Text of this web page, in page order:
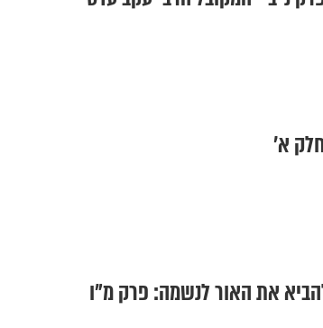
א'
את האור לנשמה: פרק מ"ו